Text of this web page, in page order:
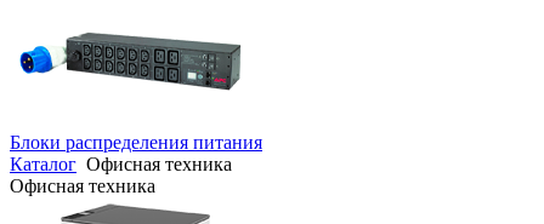
Блоки распределения питания
Каталог Офисная техника
Офисная техника